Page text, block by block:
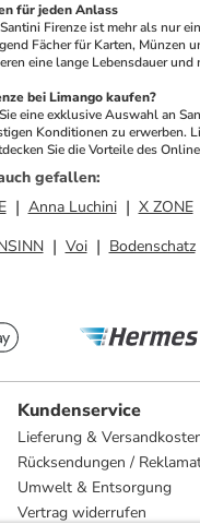
für jeden Anlass
Firenze ist mehr als nur
Fächer für Karten, Münzen
eine lange Lebensdauer
bei Limango kaufen?
eine exklusive Auswahl an
Konditionen zu erwerben.
Sie die Vorteile des
gefallen:
Anna Luchini X ZONE
Voi Bodenschatz
Kundenservice
Lieferung &
Rücksendungen /
Umwelt & Entsorgung
Vertrag widerrufen